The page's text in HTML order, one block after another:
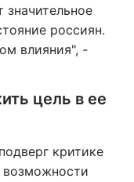
россиян.
влияния", -
цель в ее
критике
возможности